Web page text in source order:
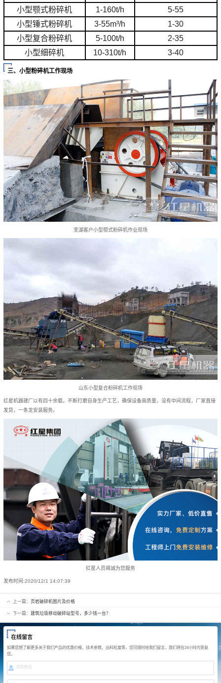
小型颚式粉碎机 1-160t/h
5-55
小型锤式粉碎机
3-55m³/h
1-30
小型复合粉碎机
5-100t/h
2-35
小型细碎机
10-310t/h 3-40
三、小型粉碎机工作现场
芜湖客户小型颚式粉碎机作业现场
山东小型复合粉碎机工作现场
红星机器建厂以有四十余载，不断打磨自身生产工艺，确保设备高质量，没有中间流程，厂家直接
发货，一条龙安装服务。
红星人员竭诚为您服务
发布时间:2020/12/1 14:07:39
上一篇： 页岩破碎机图片及价格
下一篇：建筑垃圾移动破碎站型号，多少钱一台？
在线留言
如果您想了解更多关于我们产品的优惠价格、技术参数、出料粒度等，您可随时给我们留言，我们将在24小时内答复
您。
您的姓名